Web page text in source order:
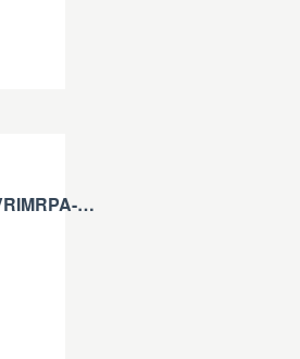
EVRIMRPA- TAREKS GÜNCELLEMESI HAKKINDA (V: 11.50.2.6 BU VERSIYONDA EVRIMRPA- TAREKS MODULÜNDE GÜNCELLEME YAPILMIŞTIR. )